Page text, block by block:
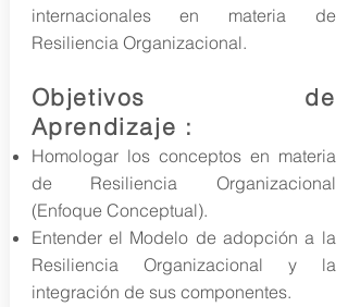
internacionales en materia de
Resiliencia Organizacional.
Objetivos de
Aprendizaje :
Homologar los conceptos en materia
de Resiliencia Organizacional
(Enfoque Conceptual).
Entender el Modelo de adopción a la
Resiliencia Organizacional y la
integración de sus componentes.